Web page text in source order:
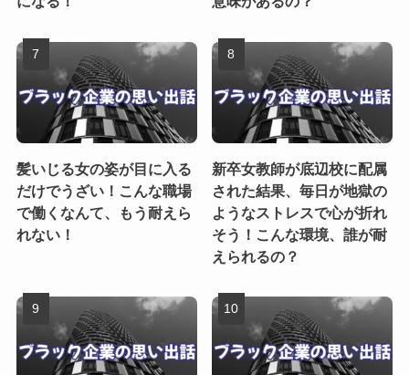
髪いじる女の姿が目に入る
だけでうざい！こんな職場
で働くなんて、もう耐えら
れない！
新卒女教師が底辺校に配属
された結果、毎日が地獄の
ようなストレスで心が折れ
そう！こんな環境、誰が耐
えられるの？